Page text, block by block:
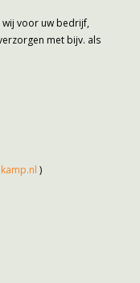
voor uw bedrijf,
met bijv. als
)